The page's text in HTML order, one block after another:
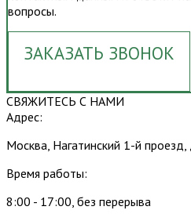
вопросы.
ЗАКАЗАТЬ ЗВОНОК
СВЯЖИТЕСЬ С НАМИ
Адрес:
Москва, Нагатинский 1-й проезд,
Время работы:
8:00 - 17:00, без перерыва